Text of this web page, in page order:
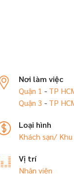
Nơi làm việc
Quận 1 - TP
Quận 3 - TP
Loại hình
Khách sạn/
Vị trí
Nhân viên